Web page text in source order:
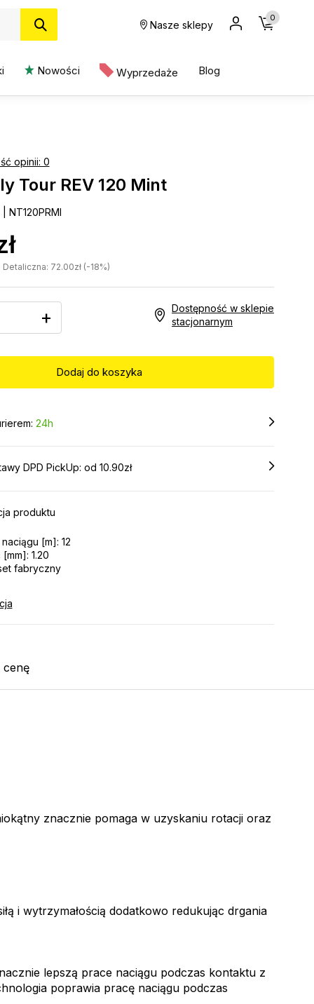
Nasze sklepy
0
Nowości Wyprzedaże Blog
opinii: 0
Tour REV 120 Mint
NT120PRMI
72.00zł (-18%)
+
Dostępność w sklepie
stacjonarnym
24h
DPD PickUp: od 10.90zł
produktu
[m]: 12
1.20
fabryczny
cenę
znacznie pomaga w uzyskaniu rotacji oraz
i wytrzymałością dodatkowo redukując drgania
lepszą prace naciągu podczas kontaktu z
poprawia pracę naciągu podczas